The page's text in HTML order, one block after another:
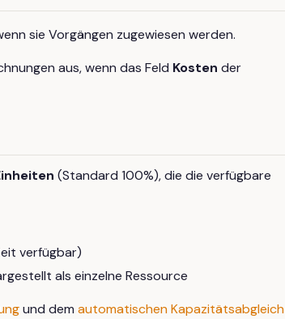
sie Vorgängen zugewiesen werden.
aus, wenn das Feld Kosten der
(Standard 100%), die die verfügbare
verfügbar)
als einzelne Ressource
und dem automatischen Kapazitätsabgleich